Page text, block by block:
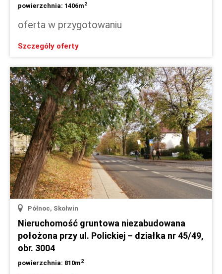
powierzchnia: 1406m2
oferta w przygotowaniu
Szczegóły oferty
Północ, Skolwin
Nieruchomość gruntowa niezabudowana
położona przy ul. Polickiej – działka nr 45/49,
obr. 3004
powierzchnia: 810m2